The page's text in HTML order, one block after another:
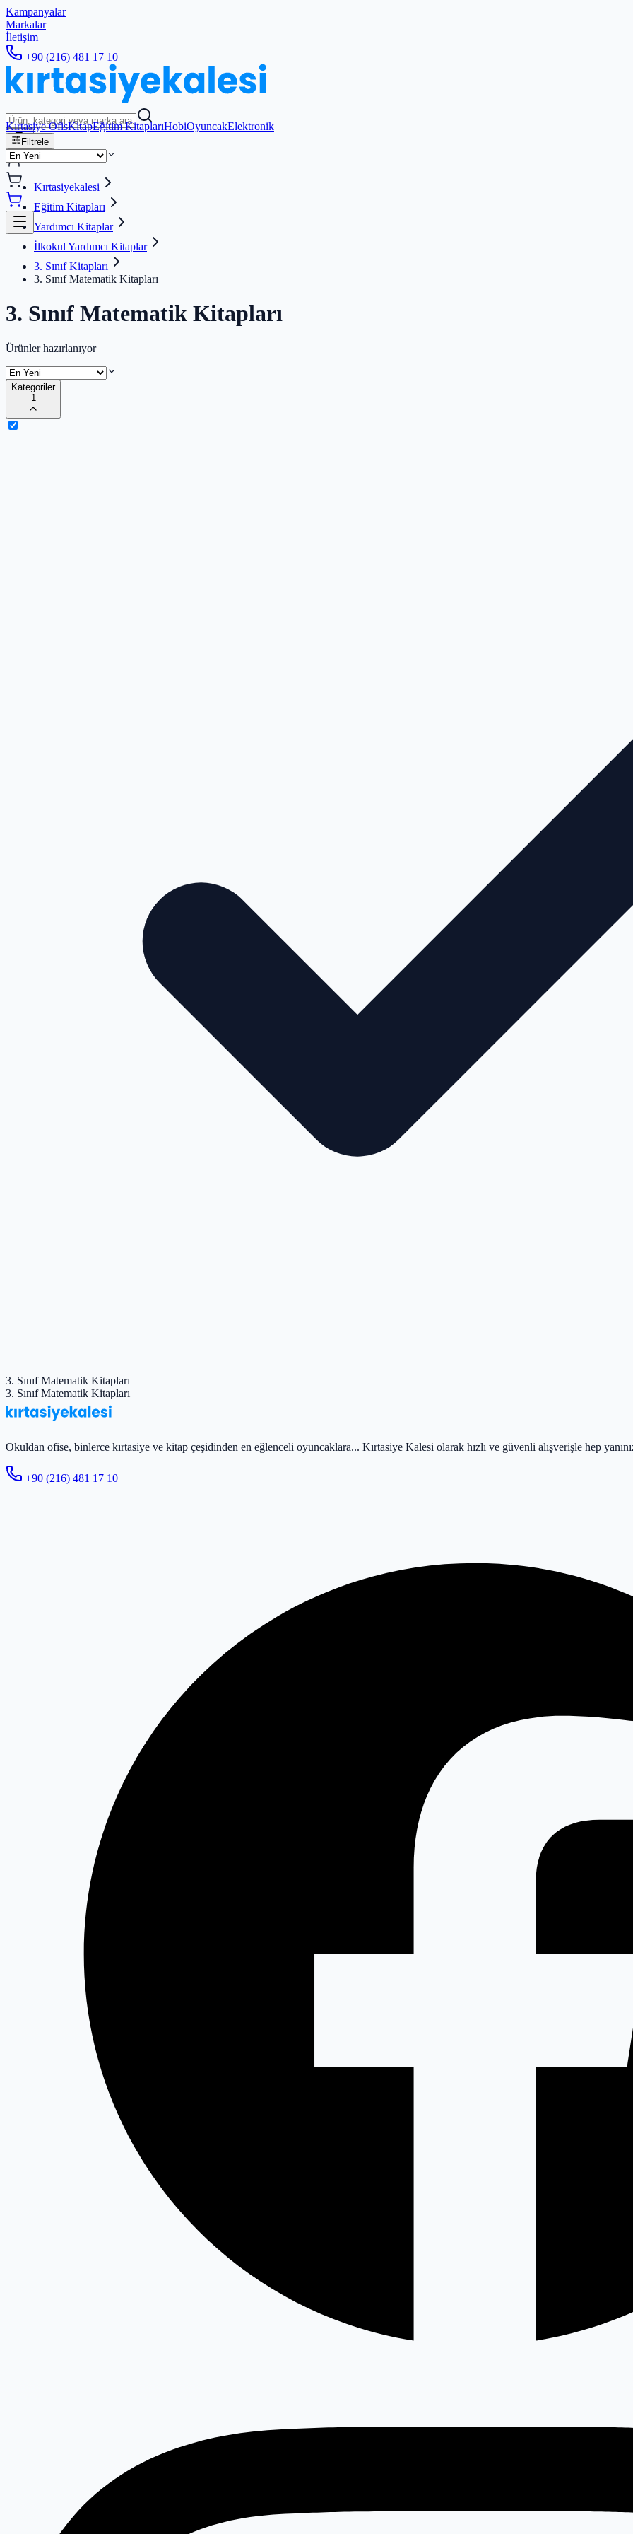
Kampanyalar
Markalar
İletişim
+90 (216) 481 17 10
Kırtasiye OfisKitapEğitim KitaplarıHobiOyuncakElektronik
Filtrele
Kırtasiyekalesi
Eğitim Kitapları
Yardımcı Kitaplar
İlkokul Yardımcı Kitaplar
3. Sınıf Kitapları
3. Sınıf Matematik Kitapları
3. Sınıf Matematik Kitapları
Ürünler hazırlanıyor
Kategoriler
1
3. Sınıf Matematik Kitapları
3. Sınıf Matematik Kitapları
Okuldan ofise, binlerce kırtasiye ve kitap çeşidinden en eğlenceli oyuncaklara... Kırtasiye Kalesi olarak hızlı ve güvenli alışverişle hep
+90 (216) 481 17 10